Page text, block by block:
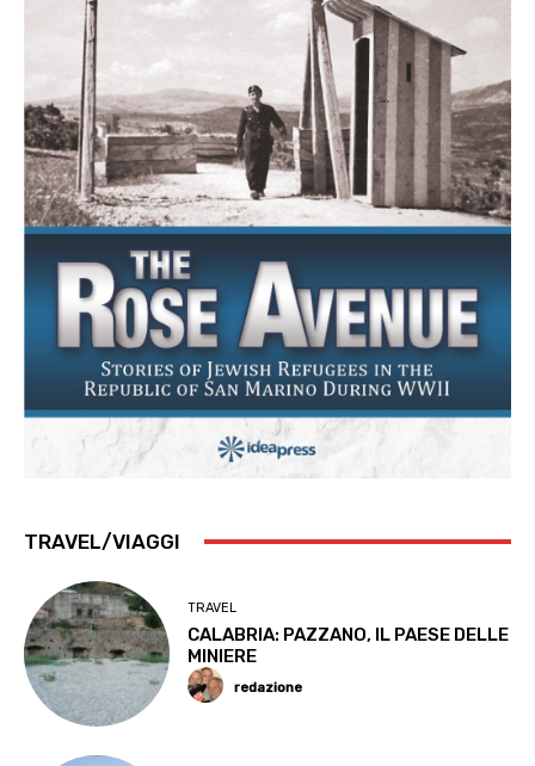
TRAVEL/VIAGGI
TRAVEL
CALABRIA: PAZZANO, IL PAESE DELLE
MINIERE
redazione